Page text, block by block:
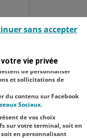
vie privée
fonctionnement et de
de personnaliser
et sollicitations de
du contenu sur Facebook
Sociaux.
de vos choix
sur votre terminal, soit en
en personnalisant
sans accepter